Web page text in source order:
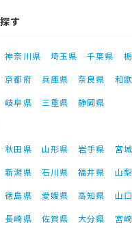
す
神奈川県 埼玉県 千葉県
京都府 兵庫県 奈良県 和
岐阜県 三重県
静岡県
秋田県 山形県 岩手県 宮
新潟県 石川県 福井県 山
徳島県 愛媛県 高知県 山
長崎県 佐賀県 大分県 宮